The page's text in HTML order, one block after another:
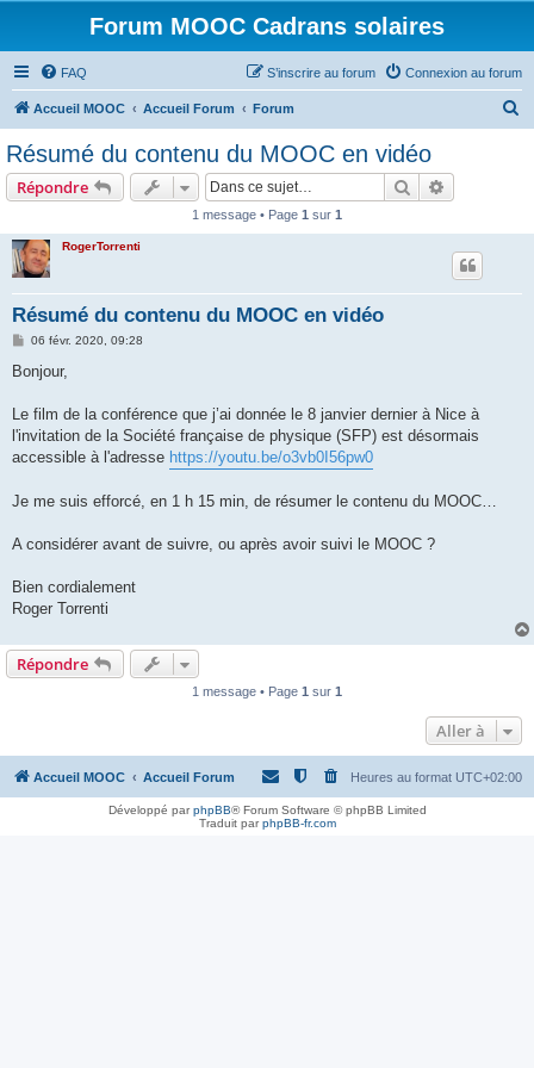
Forum MOOC Cadrans solaires
FAQ Connexion au forum
S’inscrire au forum
Accueil MOOC Accueil Forum Forum
Résumé du contenu du MOOC en vidéo
Répondre Rechercher
1 message • Page 1 sur 1
RogerTorrenti
Résumé du contenu du MOOC en vidéo
M
s
g
06 févr. 2020, 09:28
Bonjour,
Le film de la conférence que j’ai donnée le 8 janvier dernier à Nice à
l'invitation de la Société française de physique (SFP) est désormais
accessible à l'adresse https://youtu.be/o3vb0I56pw0
Je me suis efforcé, en 1 h 15 min, de résumer le contenu du MOOC…
A considérer avant de suivre, ou après avoir suivi le MOOC ?
Bien cordialement
Roger Torrenti
Répondre
1 message • Page 1 sur 1
Aller à
Accueil MOOC Accueil Forum Heures au format UTC+02:00
Développé parphpBB® Forum Software © phpBB Limited
Traduit parphpBB-fr.com